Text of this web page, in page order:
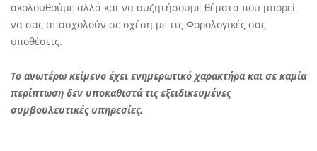
ακολουθούμε αλλά και να συζητήσουμε θέματα που μπορεί
να σας απασχολούν σε σχέση με τις Φορολογικές σας
υποθέσεις.
Το ανωτέρω κείμενο έχει ενημερωτικό χαρακτήρα και σε καμία
περίπτωση δεν υποκαθιστά τις εξειδικευμένες
συμβουλευτικές υπηρεσίες.